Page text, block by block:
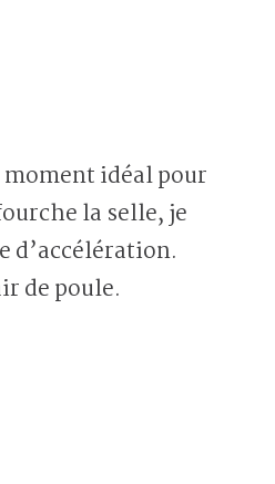
moment idéal pour
la selle, je
d’accélération.
de poule.